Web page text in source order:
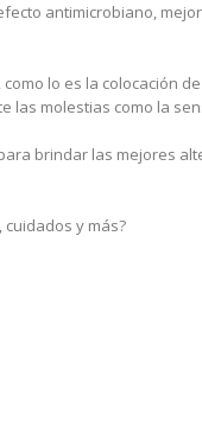
antimicrobiano,
lo es la colocación
las molestias como la
brindar las mejores
y más?